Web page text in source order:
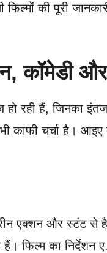
की पूरी
कॉमेडी और
हो रही हैं, जिनका
काफी चर्चा है।
एक्शन और स्टंट से
फिल्म का निर्देशन